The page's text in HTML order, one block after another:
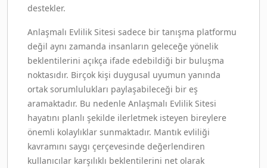
destekler.
Anlaşmalı Evlilik Sitesi sadece bir tanışma platformu
değil aynı zamanda insanların geleceğe yönelik
beklentilerini açıkça ifade edebildiği bir buluşma
noktasıdır. Birçok kişi duygusal uyumun yanında
ortak sorumlulukları paylaşabileceği bir eş
aramaktadır. Bu nedenle Anlaşmalı Evlilik Sitesi
hayatını planlı şekilde ilerletmek isteyen bireylere
önemli kolaylıklar sunmaktadır. Mantık evliliği
kavramını saygı çerçevesinde değerlendiren
kullanıcılar karşılıklı beklentilerini net olarak